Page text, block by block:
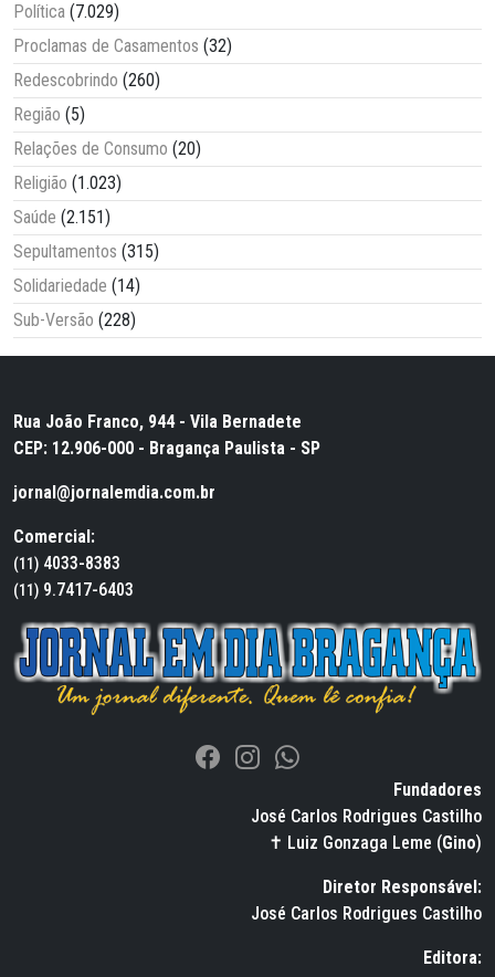
Política (7.029)
Proclamas de Casamentos (32)
Redescobrindo (260)
Região (5)
Relações de Consumo (20)
Religião (1.023)
Saúde (2.151)
Sepultamentos (315)
Solidariedade (14)
Sub-Versão (228)
Rua João Franco, 944 - Vila Bernadete
CEP: 12.906-000 - Bragança Paulista - SP
jornal@jornalemdia.com.br
Comercial:
(11) 4033-8383
(11) 9.7417-6403
Fundadores
José Carlos Rodrigues Castilho
✝ Luiz Gonzaga Leme (Gino)
Diretor Responsável:
José Carlos Rodrigues Castilho
Editora: